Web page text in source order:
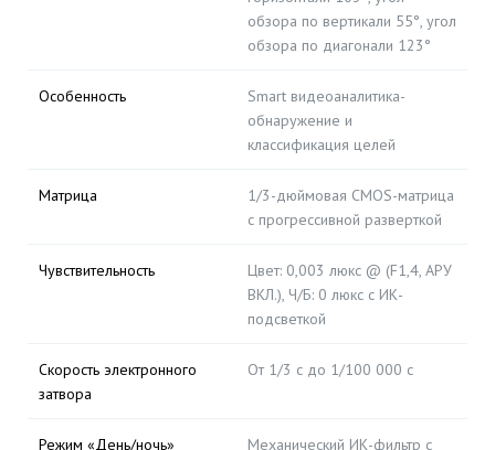
обзора по вертикали 55°, угол
обзора по диагонали 123°
Особенность
Smart видеоаналитика-
обнаружение и
классификация целей
Матрица
1/3-дюймовая CMOS-матрица
с прогрессивной разверткой
Чувствительность
Цвет: 0,003 люкс @ (F1,4, АРУ
ВКЛ.), Ч/Б: 0 люкс с ИК-
подсветкой
Скорость электронного
затвора
От 1/3 с до 1/100 000 с
Режим «День/ночь» Механический ИК-фильтр с